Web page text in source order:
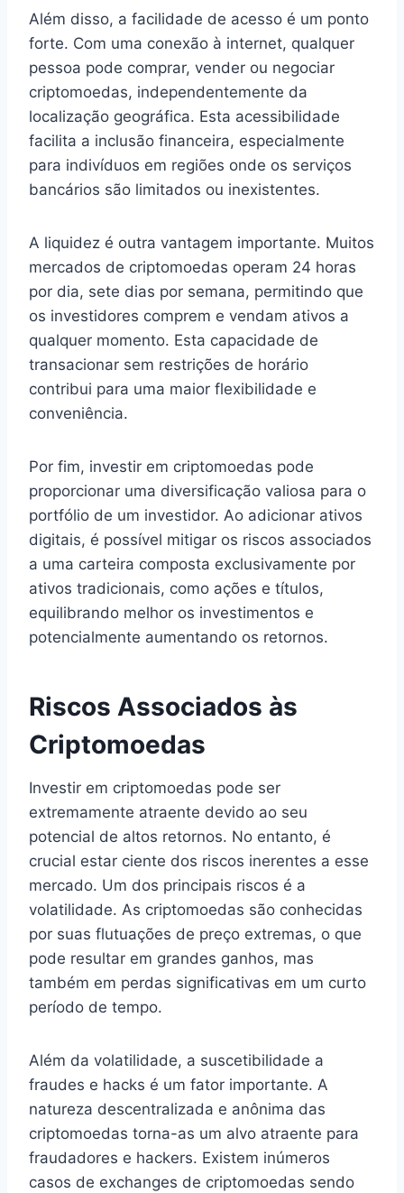
Além disso, a facilidade de acesso é um ponto
forte. Com uma conexão à internet, qualquer
pessoa pode comprar, vender ou negociar
criptomoedas, independentemente da
localização geográfica. Esta acessibilidade
facilita a inclusão financeira, especialmente
para indivíduos em regiões onde os serviços
bancários são limitados ou inexistentes.
A liquidez é outra vantagem importante. Muitos
mercados de criptomoedas operam 24 horas
por dia, sete dias por semana, permitindo que
os investidores comprem e vendam ativos a
qualquer momento. Esta capacidade de
transacionar sem restrições de horário
contribui para uma maior flexibilidade e
conveniência.
Por fim, investir em criptomoedas pode
proporcionar uma diversificação valiosa para o
portfólio de um investidor. Ao adicionar ativos
digitais, é possível mitigar os riscos associados
a uma carteira composta exclusivamente por
ativos tradicionais, como ações e títulos,
equilibrando melhor os investimentos e
potencialmente aumentando os retornos.
Riscos Associados às
Criptomoedas
Investir em criptomoedas pode ser
extremamente atraente devido ao seu
potencial de altos retornos. No entanto, é
crucial estar ciente dos riscos inerentes a esse
mercado. Um dos principais riscos é a
volatilidade. As criptomoedas são conhecidas
por suas flutuações de preço extremas, o que
pode resultar em grandes ganhos, mas
também em perdas significativas em um curto
período de tempo.
Além da volatilidade, a suscetibilidade a
fraudes e hacks é um fator importante. A
natureza descentralizada e anônima das
criptomoedas torna-as um alvo atraente para
fraudadores e hackers. Existem inúmeros
casos de exchanges de criptomoedas sendo